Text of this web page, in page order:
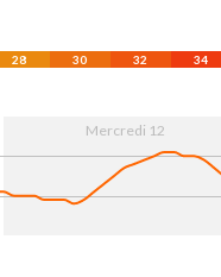
28 30 32 34
Mercredi 12